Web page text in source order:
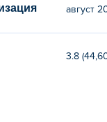
август
3.8